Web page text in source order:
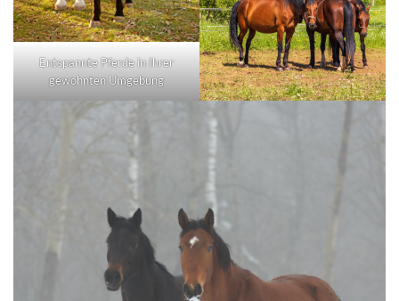
Entspannte Pferde in Ihrer
gewohnten Umgebung